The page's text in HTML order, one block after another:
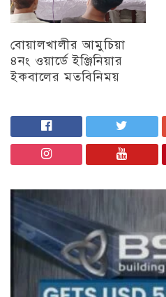
বোয়ালখালীর আমুচিয়া
৪নং ওয়ার্ডে ইঞ্জিনিয়ার
ইকবালের মতবিনিময়